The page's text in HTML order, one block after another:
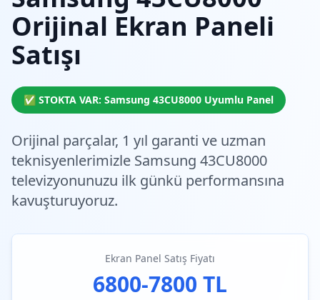
Orijinal Ekran Paneli
Satışı
✅ STOKTA VAR: Samsung 43CU8000 Uyumlu Panel
Orijinal parçalar, 1 yıl garanti ve uzman
teknisyenlerimizle Samsung 43CU8000
televizyonunuzu ilk günkü performansına
kavuşturuyoruz.
Ekran Panel Satış Fiyatı
6800-7800 TL